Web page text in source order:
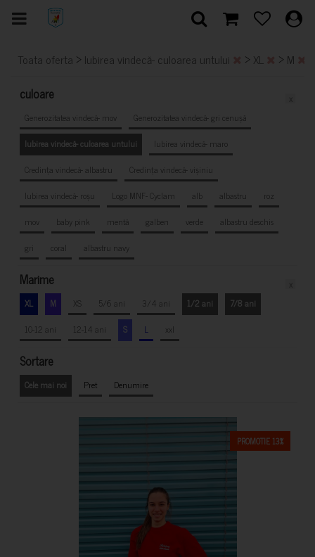
Toata oferta > Iubirea vindecă- culoarea untului > XL > M
culoare
Generozitatea vindecă- mov
Generozitatea vindecă- gri cenușă
Iubirea vindecă- culoarea untului
Iubirea vindecă- maro
Credința vindecă- albastru
Credința vindecă- vișiniu
Iubirea vindecă- roșu
Logo MNF- Cyclam alb albastru
roz
mov
baby pink mentă galben verde
albastru deschis
gri
coral albastru navy
Marime
XL M XS 5/6 ani 3/4 ani 1/2 ani
7/8 ani
10-12 ani
12-14 ani S L xxl
Sortare
Cele mai noi Pret Denumire
PROMOTIE 13%